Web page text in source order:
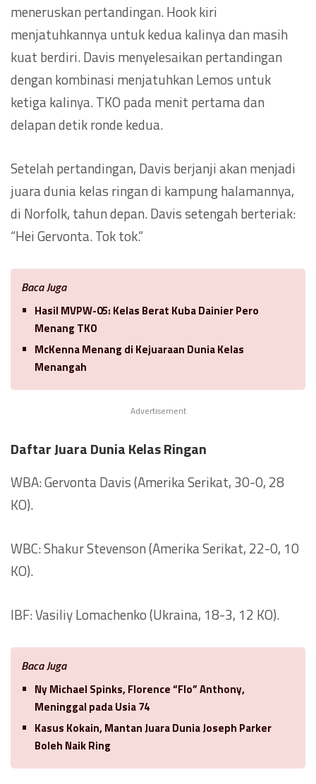
meneruskan pertandingan. Hook kiri
menjatuhkannya untuk kedua kalinya dan masih
kuat berdiri. Davis menyelesaikan pertandingan
dengan kombinasi menjatuhkan Lemos untuk
ketiga kalinya. TKO pada menit pertama dan
delapan detik ronde kedua.
Setelah pertandingan, Davis berjanji akan menjadi
juara dunia kelas ringan di kampung halamannya,
di Norfolk, tahun depan. Davis setengah berteriak:
“Hei Gervonta. Tok tok.”
Baca Juga
Hasil MVPW-05: Kelas Berat Kuba Dainier Pero
Menang TKO
McKenna Menang di Kejuaraan Dunia Kelas
Menangah
Advertisement
Daftar Juara Dunia Kelas Ringan
WBA: Gervonta Davis (Amerika Serikat, 30-0, 28
KO).
WBC: Shakur Stevenson (Amerika Serikat, 22-0, 10
KO).
IBF: Vasiliy Lomachenko (Ukraina, 18-3, 12 KO).
Baca Juga
Ny Michael Spinks, Florence “Flo” Anthony,
Meninggal pada Usia 74
Kasus Kokain, Mantan Juara Dunia Joseph Parker
Boleh Naik Ring